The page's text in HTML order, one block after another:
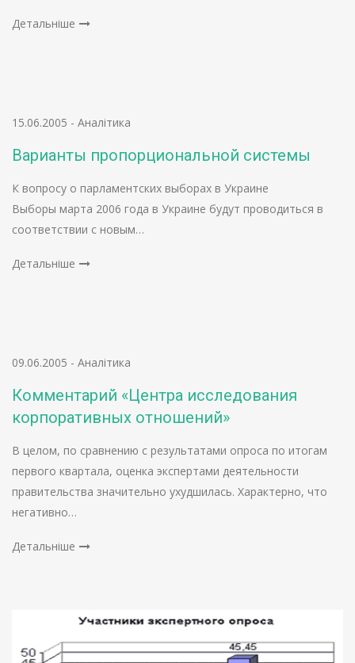
Детальніше
15.06.2005 - Аналітика
Варианты пропорциональной системы
К вопросу о парламентских выборах в Украине
Выборы марта 2006 года в Украине будут проводиться в
соответствии с новым…
Детальніше
09.06.2005 - Аналітика
Комментарий «Центра исследования
корпоративных отношений»
В целом, по сравнению с результатами опроса по итогам
первого квартала, оценка экспертами деятельности
правительства значительно ухудшилась. Характерно, что
негативно…
Детальніше